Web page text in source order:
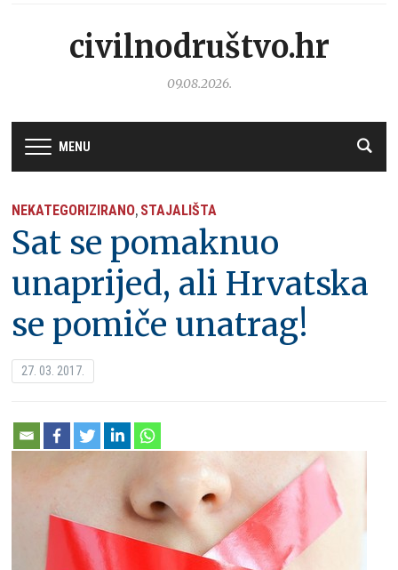
civilnodruštvo.hr
09.08.2026.
MENU
NEKATEGORIZIRANO, STAJALIŠTA
Sat se pomaknuo
unaprijed, ali Hrvatska
se pomiče unatrag!
27. 03. 2017.